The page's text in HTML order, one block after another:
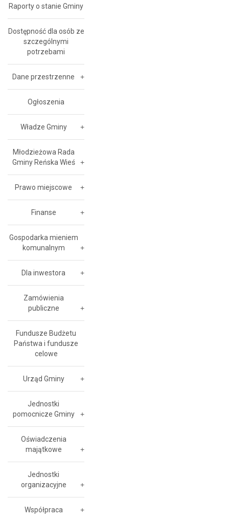
Raporty o stanie Gminy
Dostępność dla osób ze
szczególnymi
potrzebami
Dane przestrzenne
Ogłoszenia
Władze Gminy
Młodzieżowa Rada
Gminy Reńska Wieś
Prawo miejscowe
Finanse
Gospodarka mieniem
komunalnym
Dla inwestora
Zamówienia
publiczne
Fundusze Budżetu
Państwa i fundusze
celowe
Urząd Gminy
Jednostki
pomocnicze Gminy
Oświadczenia
majątkowe
Jednostki
organizacyjne
Współpraca